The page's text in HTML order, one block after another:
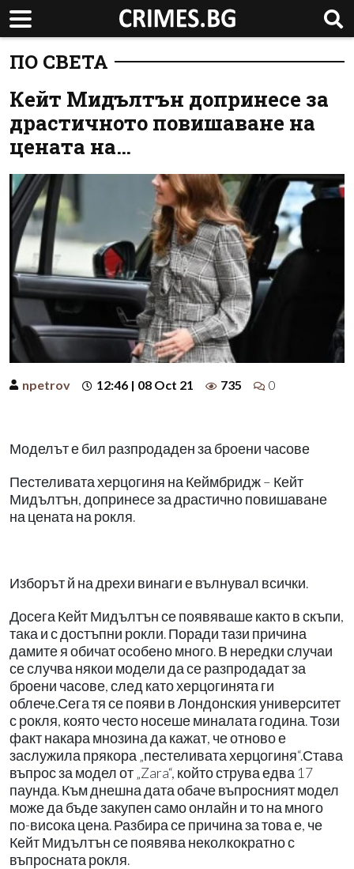
ПО СВЕТА
Кейт Мидълтън допринесе за
драстичното повишаване на
цената на…
npetrov 12:46 | 08 Oct 21 735 0
Моделът е бил разпродаден за броени часове
Пестеливата херцогиня на Кеймбридж – Кейт
Мидълтън, допринесе за драстично повишаване
на цената на рокля.
Изборът й на дрехи винаги е вълнувал всички.
Досега Кейт Мидълтън се появяваше както в скъпи,
така и с достъпни рокли. Поради тази причина
дамите я обичат особено много. В нередки случаи
се случва някои модели да се разпродадат за
броени часове, след като херцогинята ги
облече.Сега тя се появи в Лондонския университет
с рокля, която често носеше миналата година. Този
факт накара мнозина да кажат, че отново е
заслужила прякора „пестеливата херцогиня“.Става
въпрос за модел от „Zara“, който струва едва 17
паунда. Към днешна дата обаче въпросният модел
може да бъде закупен само онлайн и то на много
по-висока цена. Разбира се причина за това е, че
Кейт Мидълтън се появява неколкократно с
въпросната рокля.